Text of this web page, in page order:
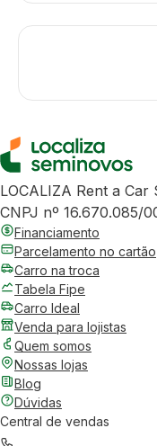
LOCALIZA Rent a Car
CNPJ nº 16.670.085/
Financiamento
Parcelamento no cartão
Carro na troca
Tabela Fipe
Carro Ideal
Venda para lojistas
Quem somos
Nossas lojas
Blog
Dúvidas
Central de vendas